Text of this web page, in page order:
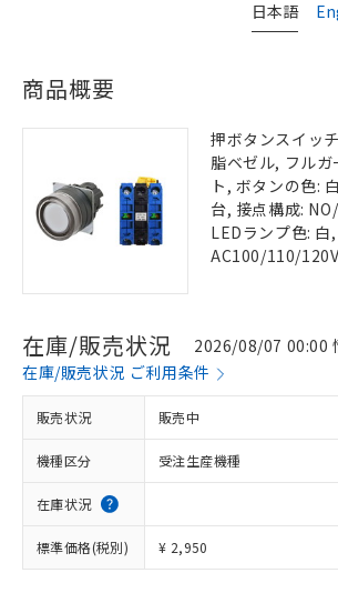
日本語
商品概要
押ボタンスイッ
脂ベゼル, フル
ト, ボタンの色:
台, 接点構成:
LEDランプ色: 白
AC100/110/120V
在庫/販売状況
2026/08/07 00:00
在庫/販売状況 ご利用条件
販売状況 販売中
機種区分 受注生産機種
在庫状況
標準価格(税別) ¥ 2,950